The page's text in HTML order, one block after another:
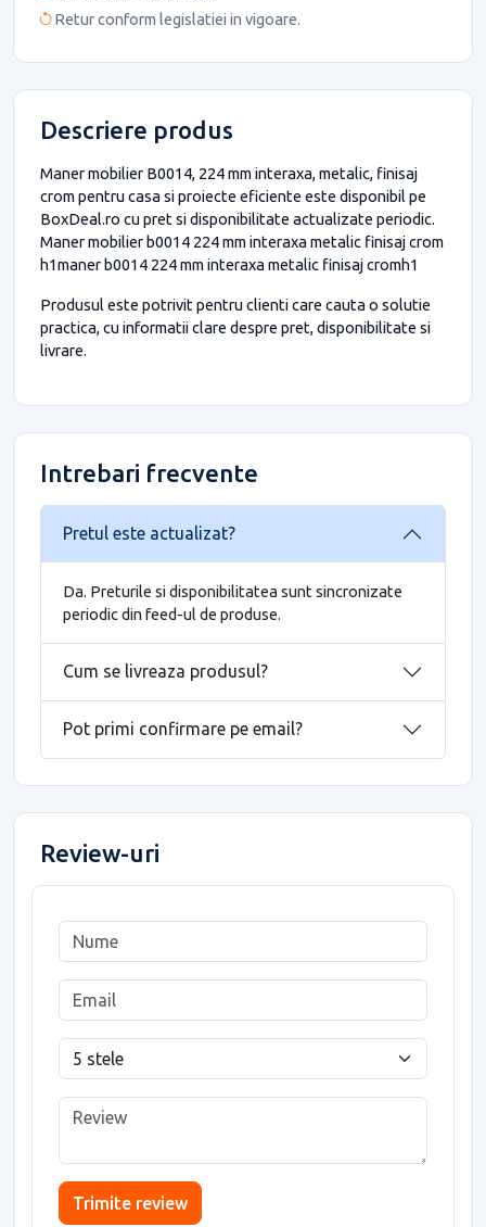
Retur conform legislatiei in vigoare.
Descriere produs
Maner mobilier B0014, 224 mm interaxa, metalic, finisaj
crom pentru casa si proiecte eficiente este disponibil pe
BoxDeal.ro cu pret si disponibilitate actualizate periodic.
Maner mobilier b0014 224 mm interaxa metalic finisaj crom
h1maner b0014 224 mm interaxa metalic finisaj cromh1
Produsul este potrivit pentru clienti care cauta o solutie
practica, cu informatii clare despre pret, disponibilitate si
livrare.
Intrebari frecvente
Pretul este actualizat?
Da. Preturile si disponibilitatea sunt sincronizate
periodic din feed-ul de produse.
Cum se livreaza produsul?
Pot primi confirmare pe email?
Review-uri
Trimite review